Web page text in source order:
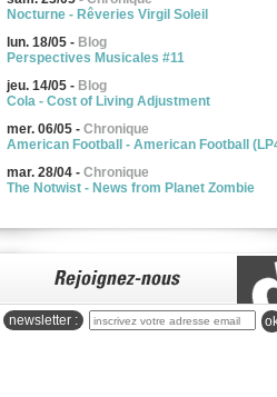
Nocturne - Rêveries Virgil Soleil
lun. 18/05 - Blog
Perspectives Musicales #11
jeu. 14/05 - Blog
Cola - Cost of Living Adjustment
mer. 06/05 - Chronique
American Football - American Football
mar. 28/04 - Chronique
The Notwist - News from Planet Zombie
newsletter :